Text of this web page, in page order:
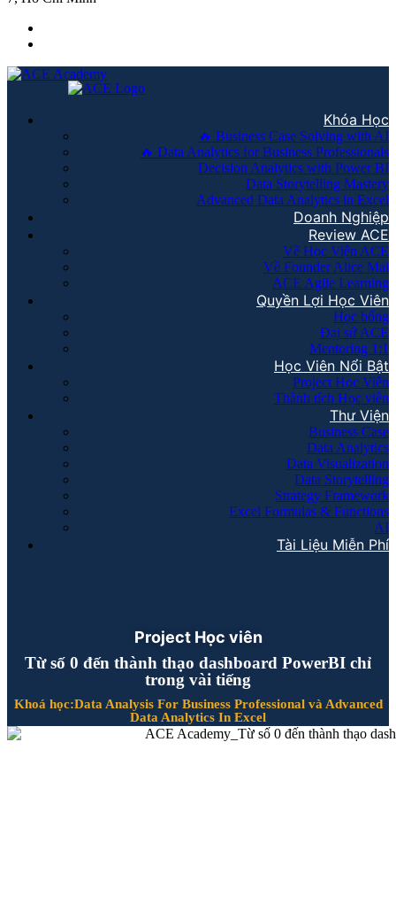
Khóa Học
🔥 Business Case Solving with AI
🔥 Data Analytics for Business Professionals
Decision Analytics with Power BI
Data Storytelling Mastery
Advanced Data Analytics in Excel
Doanh Nghiệp
Review ACE
Về Học Viện ACE
Về Founder Alice Mai
ACE Agile Learning
Quyền Lợi Học Viên
Học bổng
Đại sứ ACE
Mentoring 1:1
Học Viên Nổi Bật
Project Học Viên
Thành tích Học viên
Thư Viện
Business Case
Data Analytics
Data Visualization
Data Storytelling
Strategy Framework
Excel Formulas & Functions
AI
Tài Liệu Miễn Phí
Project Học viên
Từ số 0 đến thành thạo dashboard PowerBI chỉ
trong vài tiếng
Khoá học:Data Analysis For Business Professional và Advanced
Data Analytics In Excel